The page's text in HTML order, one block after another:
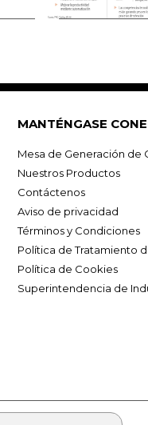
MANTÉNGASE
Mesa de Generación de
Nuestros Productos
Contáctenos
Aviso de privacidad
Términos y Condiciones
Política de Tratamiento
Política de Cookies
Superintendencia de